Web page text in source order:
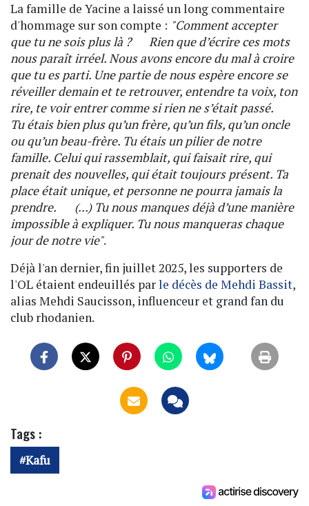
La famille de Yacine a laissé un long commentaire
d'hommage sur son compte : "Comment accepter
que tu ne sois plus là ? Rien que d’écrire ces mots
nous paraît irréel. Nous avons encore du mal à croire
que tu es parti. Une partie de nous espère encore se
réveiller demain et te retrouver, entendre ta voix, ton
rire, te voir entrer comme si rien ne s’était passé.
Tu étais bien plus qu’un frère, qu’un fils, qu’un oncle
ou qu’un beau-frère. Tu étais un pilier de notre
famille. Celui qui rassemblait, qui faisait rire, qui
prenait des nouvelles, qui était toujours présent. Ta
place était unique, et personne ne pourra jamais la
prendre. (...) Tu nous manques déjà d’une manière
impossible à expliquer. Tu nous manqueras chaque
jour de notre vie".
Déjà l'an dernier, fin juillet 2025, les supporters de
l'OL étaient endeuillés parle décès de Mehdi Bassit,
alias Mehdi Saucisson, influenceur et grand fan du
club rhodanien.
Tags :
Kafu